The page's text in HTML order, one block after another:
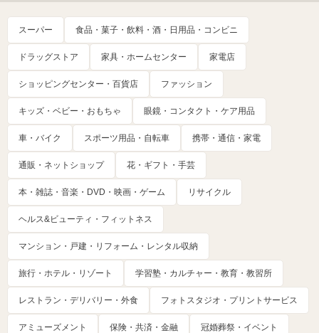
スーパー 食品・菓子・飲料・酒・日用品・コンビニ
ドラッグストア 家具・ホームセンター 家電店
ショッピングセンター・百貨店 ファッション
キッズ・ベビー・おもちゃ 眼鏡・コンタクト・ケア用品
車・バイク スポーツ用品・自転車 携帯・通信・家電
通販・ネットショップ 花・ギフト・手芸
本・雑誌・音楽・DVD・映画・ゲーム リサイクル
ヘルス&ビューティ・フィットネス
マンション・戸建・リフォーム・レンタル収納
旅行・ホテル・リゾート 学習塾・カルチャー・教育・教習所
レストラン・デリバリー・外食 フォトスタジオ・プリントサービス
アミューズメント 保険・共済・金融 冠婚葬祭・イベント